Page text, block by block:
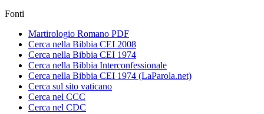
Fonti
Martirologio Romano PDF
Cerca nella Bibbia CEI 2008
Cerca nella Bibbia CEI 1974
Cerca nella Bibbia Interconfessionale
Cerca nella Bibbia CEI 1974 (LaParola.net)
Cerca sul sito vaticano
Cerca nel CCC
Cerca nel CDC